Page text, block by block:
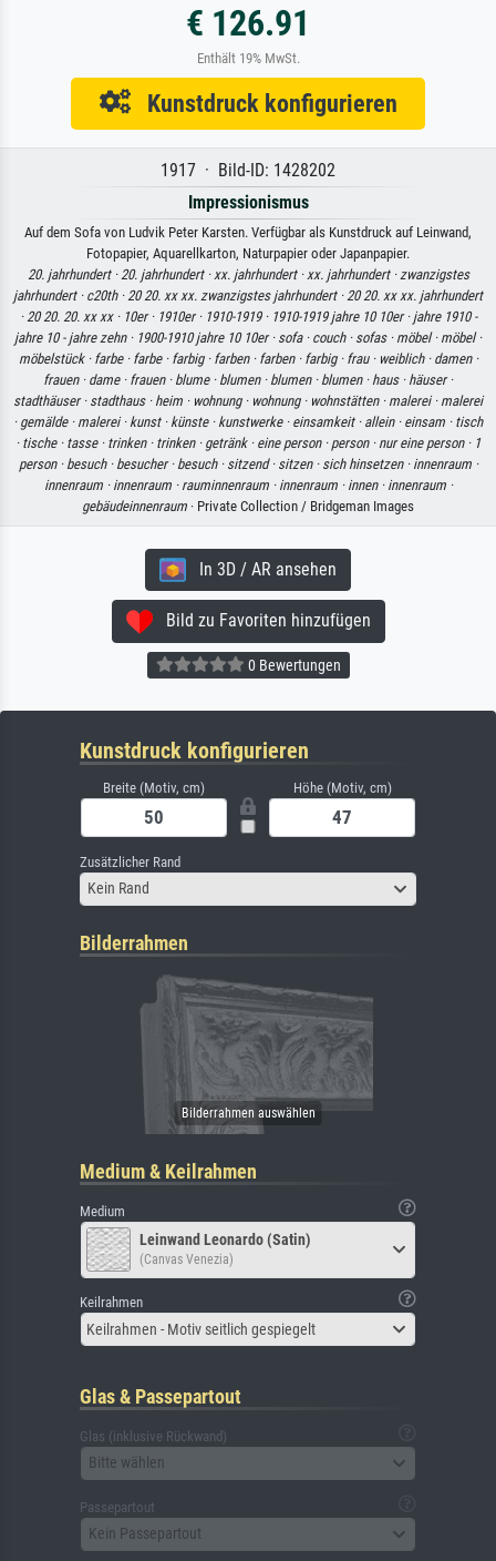
€ 126.91
Enthält 19% MwSt.
Kunstdruck konfigurieren
1917 · Bild-ID: 1428202
Impressionismus
Auf dem Sofa von Ludvik Peter Karsten. Verfügbar als Kunstdruck auf Leinwand,
Fotopapier, Aquarellkarton, Naturpapier oder Japanpapier.
20. jahrhundert · 20. jahrhundert · xx. jahrhundert · xx. jahrhundert · zwanzigstes
jahrhundert · c20th · 20 20. xx xx. zwanzigstes jahrhundert · 20 20. xx xx. jahrhundert
· 20 20. 20. xx xx · 10er · 1910er · 1910-1919 · 1910-1919 jahre 10 10er · jahre 1910 -
jahre 10 - jahre zehn · 1900-1910 jahre 10 10er · sofa · couch · sofas · möbel · möbel ·
möbelstück · farbe · farbe · farbig · farben · farben · farbig · frau · weiblich · damen ·
frauen · dame · frauen · blume · blumen · blumen · blumen · haus · häuser ·
stadthäuser · stadthaus · heim · wohnung · wohnung · wohnstätten · malerei · malerei
· gemälde · malerei · kunst · künste · kunstwerke · einsamkeit · allein · einsam · tisch
· tische · tasse · trinken · trinken · getränk · eine person · person · nur eine person · 1
person · besuch · besucher · besuch · sitzend · sitzen · sich hinsetzen · innenraum ·
innenraum · innenraum · rauminnenraum · innenraum · innen · innenraum ·
gebäudeinnenraum · Private Collection / Bridgeman Images
In 3D / AR ansehen
Bild zu Favoriten hinzufügen
0 Bewertungen
Kunstdruck konfigurieren
Breite (Motiv, cm) Höhe (Motiv, cm)
Zusätzlicher Rand
Kein Rand
Bilderrahmen
Medium & Keilrahmen
Medium
Leinwand Leonardo (Satin)
(Canvas Venezia)
Keilrahmen
Keilrahmen - Motiv seitlich gespiegelt
Glas & Passepartout
Glas (inklusive Rückwand)
Bitte wählen
Passepartout
Kein Passepartout